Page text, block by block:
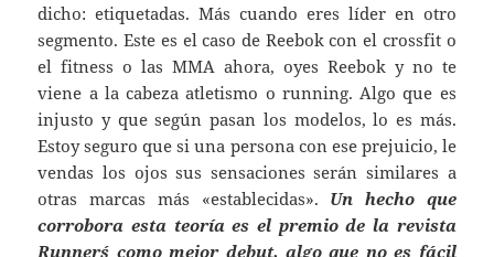
dicho: etiquetadas. Más cuando eres líder en otro
segmento. Este es el caso de Reebok con el crossfit o
el fitness o las MMA ahora, oyes Reebok y no te
viene a la cabeza atletismo o running. Algo que es
injusto y que según pasan los modelos, lo es más.
Estoy seguro que si una persona con ese prejuicio, le
vendas los ojos sus sensaciones serán similares a
otras marcas más «establecidas». Un hecho que
corrobora esta teoría es el premio de la revista
Runner´s como mejor debut, algo que no es fácil